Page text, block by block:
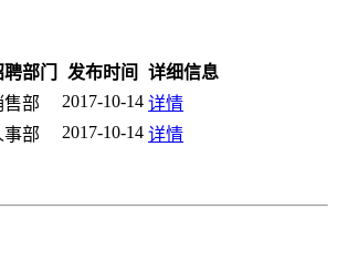
部门 发布时间
详细信息
售部 2017-10-14 详情
事部 2017-10-14 详情